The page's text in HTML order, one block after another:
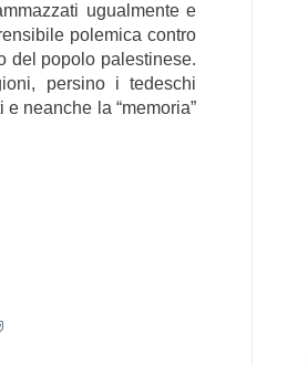
ugualmente e
polemica contro
del popolo palestinese.
persino i tedeschi
neanche la “memoria”